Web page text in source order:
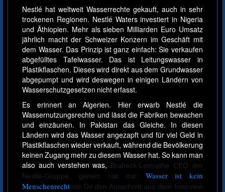
Nestlé hat weltweit Wasserrechte gekauft, auch in sehr
trockenen Regionen. Nestlé Waters investiert in Nigeria
und Äthiopien. Mehr als sieben Milliarden Euro Umsatz
jährlich macht der Schweizer Konzern im Geschäft mit
dem Wasser. Das Prinzip ist ganz einfach: Sie verkaufen
abgefülltes Tafelwasser. Das ist Leitungswasser in
Plastikflaschen. Dieses wird direkt aus dem Grundwasser
abgepumpt und wird deswegen in einigen Ländern von
Wasserschutzgesetzen nicht erfasst.
Es erinnert an Algerien. Hier erwarb Nestlé die
Wassernutzungsrechte und lässt die Fabriken bewachen
und einzäunen. In Pakistan das Gleiche. In diesen
Ländern wird das Wasser angezapft und für viel Geld in
Plastikflaschen wieder verkauft, während die Bevölkerung
keinen Zugang mehr zu diesem Wasser hat. So kann man
also auch verstehen was, Brabeck-Letmathe CEO der
Nestlé-Gruppe, genein hat mit: Wasser ist kein
Menschenrecht sie Dir den Ausschnitt aus dem Interview